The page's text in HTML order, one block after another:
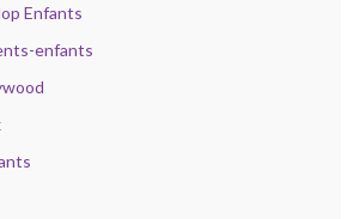
Enfants
enfants